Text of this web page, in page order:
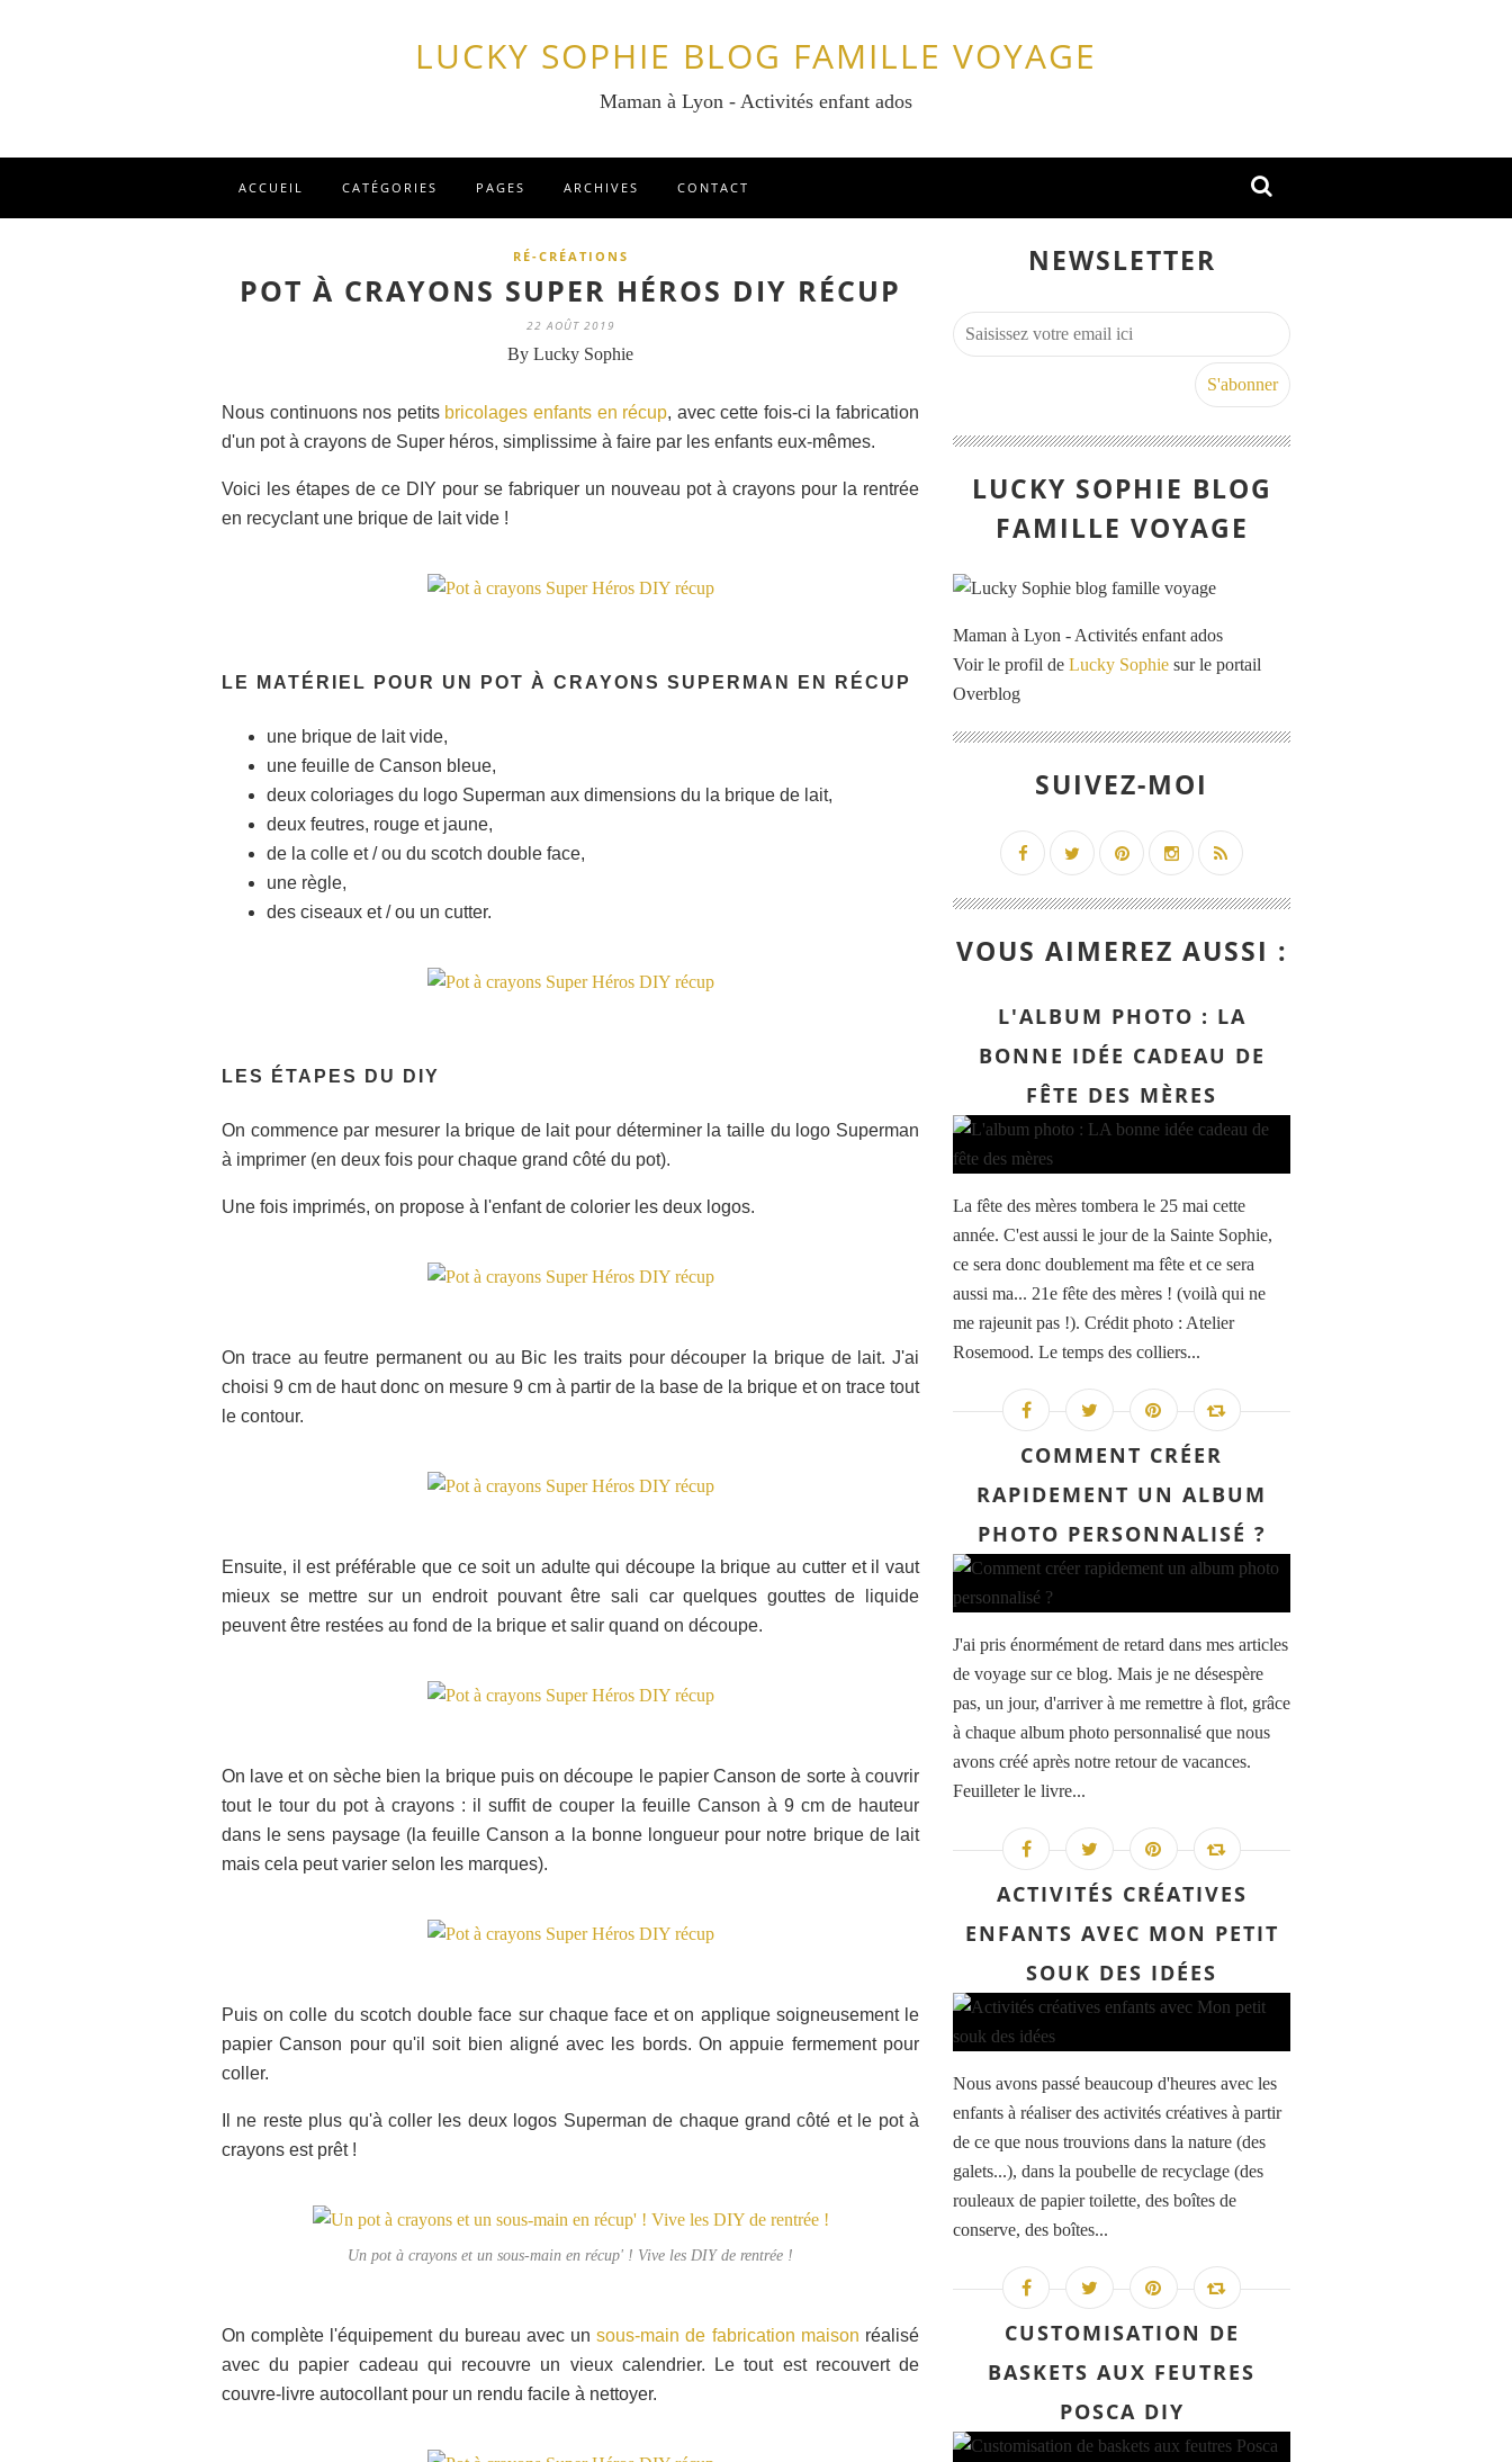
LUCKY SOPHIE BLOG FAMILLE VOYAGE
Maman à Lyon - Activités enfant ados
ACCUEIL CATÉGORIES PAGES ARCHIVES CONTACT
RÉ-CRÉATIONS
POT À CRAYONS SUPER HÉROS DIY RÉCUP
22 AOÛT 2019
By Lucky Sophie
Nous continuons nos petits bricolages enfants en récup, avec cette fois-ci la fabrication
d'un pot à crayons de Super héros, simplissime à faire par les enfants eux-mêmes.
Voici les étapes de ce DIY pour se fabriquer un nouveau pot à crayons pour la rentrée
en recyclant une brique de lait vide !
LE MATÉRIEL POUR UN POT À CRAYONS SUPERMAN EN RÉCUP
une brique de lait vide,
une feuille de Canson bleue,
deux coloriages du logo Superman aux dimensions du la brique de lait,
deux feutres, rouge et jaune,
de la colle et / ou du scotch double face,
une règle,
des ciseaux et / ou un cutter.
LES ÉTAPES DU DIY
On commence par mesurer la brique de lait pour déterminer la taille du logo Superman
à imprimer (en deux fois pour chaque grand côté du pot).
Une fois imprimés, on propose à l'enfant de colorier les deux logos.
On trace au feutre permanent ou au Bic les traits pour découper la brique de lait. J'ai
choisi 9 cm de haut donc on mesure 9 cm à partir de la base de la brique et on trace tout
le contour.
Ensuite, il est préférable que ce soit un adulte qui découpe la brique au cutter et il vaut
mieux se mettre sur un endroit pouvant être sali car quelques gouttes de liquide
peuvent être restées au fond de la brique et salir quand on découpe.
On lave et on sèche bien la brique puis on découpe le papier Canson de sorte à couvrir
tout le tour du pot à crayons : il suffit de couper la feuille Canson à 9 cm de hauteur
dans le sens paysage (la feuille Canson a la bonne longueur pour notre brique de lait
mais cela peut varier selon les marques).
Puis on colle du scotch double face sur chaque face et on applique soigneusement le
papier Canson pour qu'il soit bien aligné avec les bords. On appuie fermement pour
coller.
Il ne reste plus qu'à coller les deux logos Superman de chaque grand côté et le pot à
crayons est prêt !
Un pot à crayons et un sous-main en récup' ! Vive les DIY de rentrée !
On complète l'équipement du bureau avec unsous-main de fabrication maison réalisé
avec du papier cadeau qui recouvre un vieux calendrier. Le tout est recouvert de
couvre-livre autocollant pour un rendu facile à nettoyer.
NEWSLETTER
LUCKY SOPHIE BLOG
FAMILLE VOYAGE
Maman à Lyon - Activités enfant ados
Voir le profil de Lucky Sophie sur le portail
Overblog
SUIVEZ-MOI
VOUS AIMEREZ AUSSI :
L'ALBUM PHOTO : LA
BONNE IDÉE CADEAU DE
FÊTE DES MÈRES
La fête des mères tombera le 25 mai cette
année. C'est aussi le jour de la Sainte Sophie,
ce sera donc doublement ma fête et ce sera
aussi ma... 21e fête des mères ! (voilà qui ne
me rajeunit pas !). Crédit photo : Atelier
Rosemood. Le temps des colliers...
COMMENT CRÉER
RAPIDEMENT UN ALBUM
PHOTO PERSONNALISÉ ?
J'ai pris énormément de retard dans mes articles
de voyage sur ce blog. Mais je ne désespère
pas, un jour, d'arriver à me remettre à flot, grâce
à chaque album photo personnalisé que nous
avons créé après notre retour de vacances.
Feuilleter le livre...
ACTIVITÉS CRÉATIVES
ENFANTS AVEC MON PETIT
SOUK DES IDÉES
Nous avons passé beaucoup d'heures avec les
enfants à réaliser des activités créatives à partir
de ce que nous trouvions dans la nature (des
galets...), dans la poubelle de recyclage (des
rouleaux de papier toilette, des boîtes de
conserve, des boîtes...
CUSTOMISATION DE
BASKETS AUX FEUTRES
POSCA DIY